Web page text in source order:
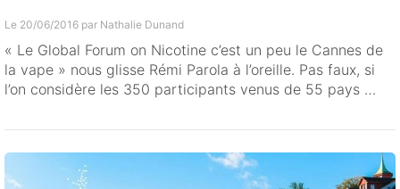
Le 20/06/2016 par Nathalie Dunand
« Le Global Forum on Nicotine c’est un peu le Cannes de
la vape » nous glisse Rémi Parola à l’oreille. Pas faux, si
l’on considère les 350 participants venus de 55 pays …